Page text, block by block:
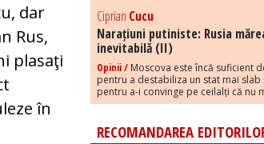
dar
Rus,
plasaţi
în
Ciprian Cucu
Narațiuni putiniste: Rusia
inevitabilă (II)
Opinii / Moscova este încă suficient
pentru a destabiliza un stat mai
pentru a-i convinge pe ceilalți că nu
RECOMANDAREA